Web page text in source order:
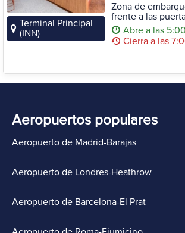
Terminal Principal
(INN)
Zona de
frente a las
Abre a las
Cierra a las
Aeropuertos populares
Aeropuerto de Madrid-Barajas
Aeropuerto de Londres-Heathrow
Aeropuerto de Barcelona-El Prat